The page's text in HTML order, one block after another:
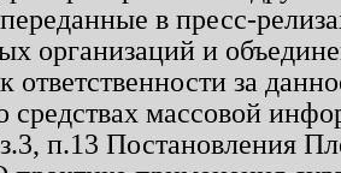
в пресс-
организаций и
ответственности за
средствах массовой
п.13 Постановления